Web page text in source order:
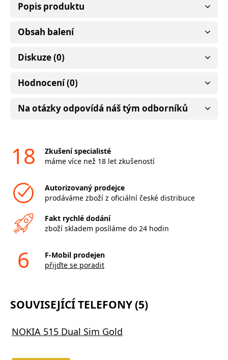
Popis produktu
Obsah balení
Diskuze (0)
Hodnocení (0)
Na otázky odpovídá náš tým odborníků
18
Zkušení specialisté
máme více než 18 let zkušeností
Autorizovaný prodejce
prodáváme zboží z oficiální české distribuce
Fakt rychlé dodání
zboží skladem posíláme do 24 hodin
6
F-Mobil prodejen
přijďte se poradit
SOUVISEJÍCÍ TELEFONY (5)
NOKIA 515 Dual Sim Gold